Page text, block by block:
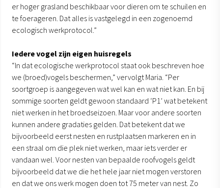
er hoger grasland beschikbaar voor dieren om te schuilen en
te foerageren. Dat alles is vastgelegd in een zogenoemd
ecologisch werkprotocol.”
Iedere vogel zijn eigen huisregels
“In dat ecologische werkprotocol staat ook beschreven hoe
we (broed)vogels beschermen,” vervolgt Maria. “Per
soortgroep is aangegeven wat wel kan en wat niet kan. En bij
sommige soorten geldt gewoon standaard ‘P1’ wat betekent
niet werken in het broedseizoen. Maar voor andere soorten
kunnen andere gradaties gelden. Dat betekent dat we
bijvoorbeeld eerst nesten en rustplaatsen markeren en in
een straal om die plek niet werken, maar iets verder er
vandaan wel. Voor nesten van bepaalde roofvogels geldt
bijvoorbeeld dat we die het hele jaar niet mogen verstoren
en dat we ons werk mogen doen tot 75 meter van nest. Zo